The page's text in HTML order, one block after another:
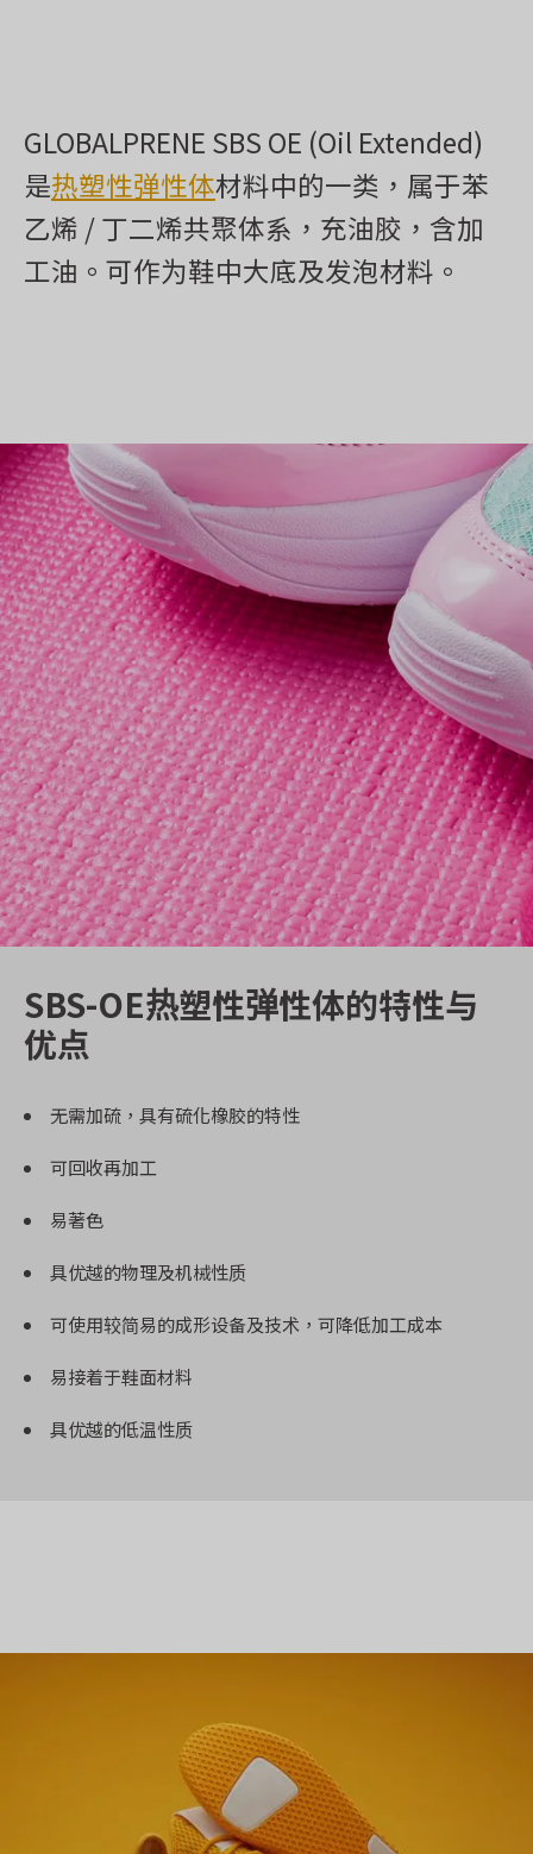
GLOBALPRENE SBS OE (Oil Extended)
是热塑性弹性体材料中的一类，属于苯
乙烯 / 丁二烯共聚体系，充油胶，含加
工油。可作为鞋中大底及发泡材料。
SBS-OE热塑性弹性体的特性与
优点
无需加硫，具有硫化橡胶的特性
可回收再加工
易著色
具优越的物理及机械性质
可使用较简易的成形设备及技术，可降低加工成本
易接着于鞋面材料
具优越的低温性质